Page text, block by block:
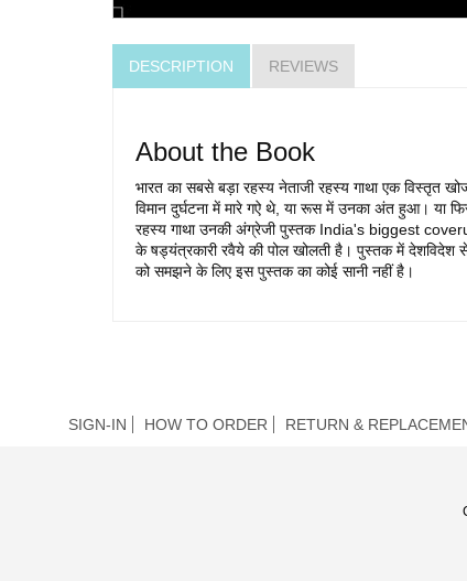
DESCRIPTION REVIEWS
About the Book
भारत का सबसे बड़ा रहस्य नेताजी रहस्य गाथा एक विस्तृत
विमान दुर्घटना में मारे गऐ थे, या रूस में उनका अंत हुआ। या
रहस्य गाथा उनकी अंग्रेजी पुस्तक India's biggest
के षड्यंत्रकारी रवैये की पोल खोलती है। पुस्तक में देशविदेश
को समझने के लिए इस पुस्तक का कोई सानी नहीं है।
SIGN-IN HOW TO ORDER RETURN &